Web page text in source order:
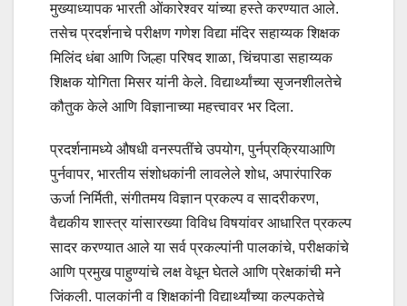
मुख्याध्यापक भारती ओंकारेश्वर यांच्या हस्ते करण्यात आले.
तसेच प्रदर्शनाचे परीक्षण गणेश विद्या मंदिर सहाय्यक शिक्षक
मिलिंद धंबा आणि जिल्हा परिषद शाळा, चिंचपाडा सहाय्यक
शिक्षक योगिता मिसर यांनी केले. विद्यार्थ्यांच्या सृजनशीलतेचे
कौतुक केले आणि विज्ञानाच्या महत्त्वावर भर दिला.
प्रदर्शनामध्ये औषधी वनस्पतींचे उपयोग, पुर्नप्रक्रियाआणि
पुर्नवापर, भारतीय संशोधकांनी लावलेले शोध, अपारंपारिक
ऊर्जा निर्मिती, संगीतमय विज्ञान प्रकल्प व सादरीकरण,
वैद्यकीय शास्त्र यांसारख्या विविध विषयांवर आधारित प्रकल्प
सादर करण्यात आले या सर्व प्रकल्पांनी पालकांचे, परीक्षकांचे
आणि प्रमुख पाहुण्यांचे लक्ष वेधून घेतले आणि प्रेक्षकांची मने
जिंकली. पालकांनी व शिक्षकांनी विद्यार्थ्यांच्या कल्पकतेचे